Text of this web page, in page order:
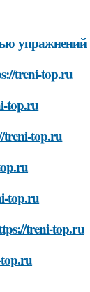
упражнений
treni-top.ru
top.ru
treni-top.ru
top.ru
treni-top.ru